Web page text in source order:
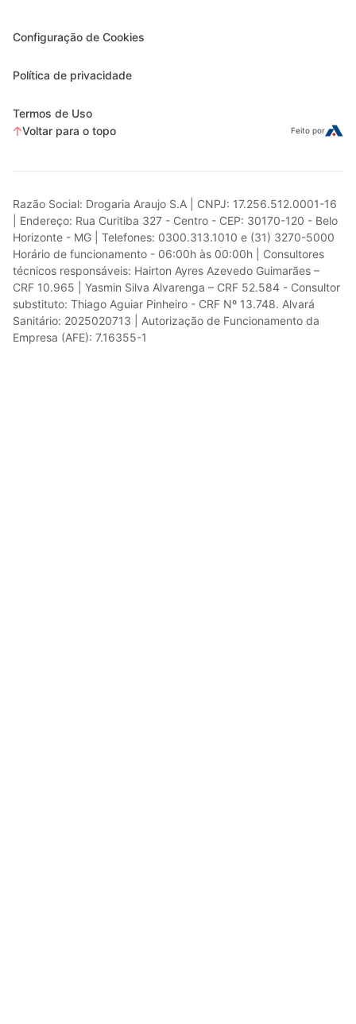
Configuração de Cookies
Política de privacidade
Termos de Uso
Voltar para o topo
Feito por
Razão Social: Drogaria Araujo S.A | CNPJ: 17.256.512.0001-16
| Endereço: Rua Curitiba 327 - Centro - CEP: 30170-120 - Belo
Horizonte - MG | Telefones: 0300.313.1010 e (31) 3270-5000
Horário de funcionamento - 06:00h às 00:00h | Consultores
técnicos responsáveis: Hairton Ayres Azevedo Guimarães –
CRF 10.965 | Yasmin Silva Alvarenga – CRF 52.584 - Consultor
substituto: Thiago Aguiar Pinheiro - CRF Nº 13.748. Alvará
Sanitário: 2025020713 | Autorização de Funcionamento da
Empresa (AFE): 7.16355-1